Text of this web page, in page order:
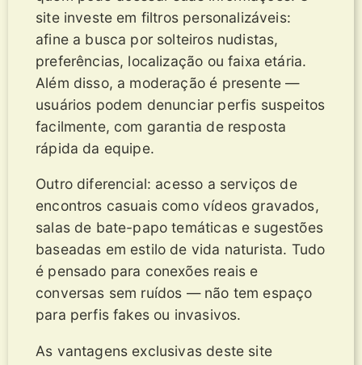
site investe em filtros personalizáveis:
afine a busca por solteiros nudistas,
preferências, localização ou faixa etária.
Além disso, a moderação é presente —
usuários podem denunciar perfis suspeitos
facilmente, com garantia de resposta
rápida da equipe.
Outro diferencial: acesso a serviços de
encontros casuais como vídeos gravados,
salas de bate-papo temáticas e sugestões
baseadas em estilo de vida naturista. Tudo
é pensado para conexões reais e
conversas sem ruídos — não tem espaço
para perfis fakes ou invasivos.
As vantagens exclusivas deste site